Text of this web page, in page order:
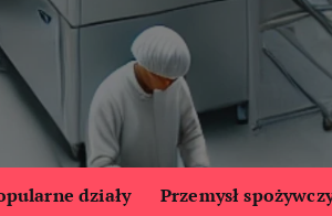
działy Przemysł